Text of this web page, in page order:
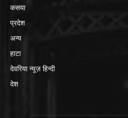
कसया
प्रदेश
अन्य
हाटा
देवरिया न्यूज़ हिन्दी
देश